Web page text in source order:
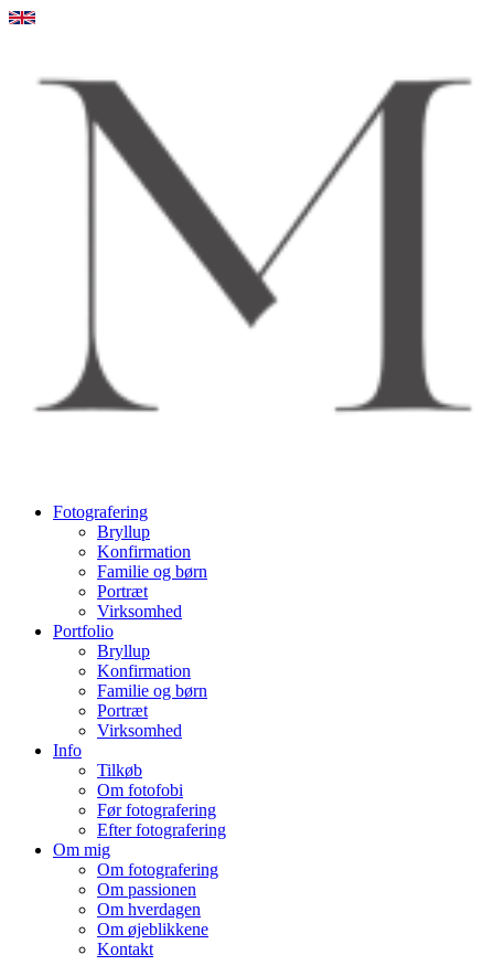
Videre
Fotografering
Bryllup
Konfirmation
Familie og børn
Portræt
Virksomhed
Portfolio
Bryllup
Konfirmation
Familie og børn
Portræt
Virksomhed
Info
Tilkøb
Om fotofobi
Før fotografering
Efter fotografering
Om mig
Om fotografering
Om passionen
Om hverdagen
Om øjeblikkene
Kontakt